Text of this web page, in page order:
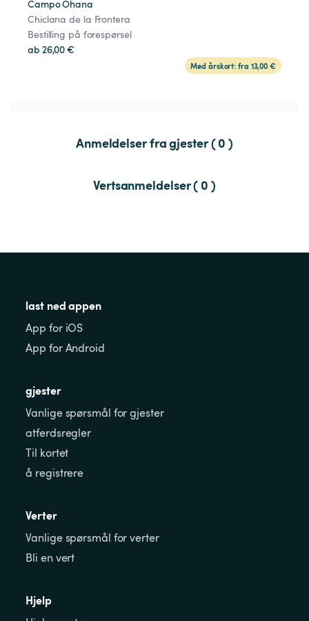
Campo Ohana
Chiclana de la Frontera
Bestilling på forespørsel
ab 26,00 €
Med årskort: fra 13,00 €
Anmeldelser fra gjester ( 0 )
Vertsanmeldelser ( 0 )
last ned appen
App for iOS
App for Android
gjester
Vanlige spørsmål for gjester
atferdsregler
Til kortet
å registrere
Verter
Vanlige spørsmål for verter
Bli en vert
Hjelp